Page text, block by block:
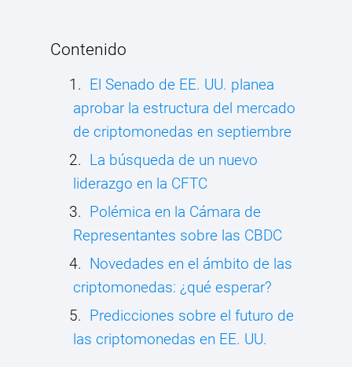
Contenido
El Senado de EE. UU. planea
aprobar la estructura del mercado
de criptomonedas en septiembre
La búsqueda de un nuevo
liderazgo en la CFTC
Polémica en la Cámara de
Representantes sobre las CBDC
Novedades en el ámbito de las
criptomonedas: ¿qué esperar?
Predicciones sobre el futuro de
las criptomonedas en EE. UU.